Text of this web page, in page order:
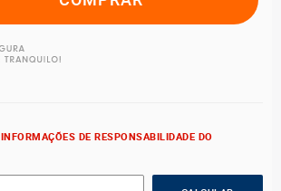
INFORMAÇÕES DE RESPONSABILIDADE DO